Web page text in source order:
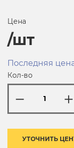
Цена
/шт
Последняя
Кол-во
УТОЧНИТЬ